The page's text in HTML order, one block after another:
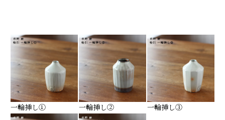
一輪挿し① 一輪挿し② 一輪挿し③